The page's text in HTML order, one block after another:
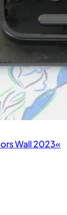
Wall 2023«